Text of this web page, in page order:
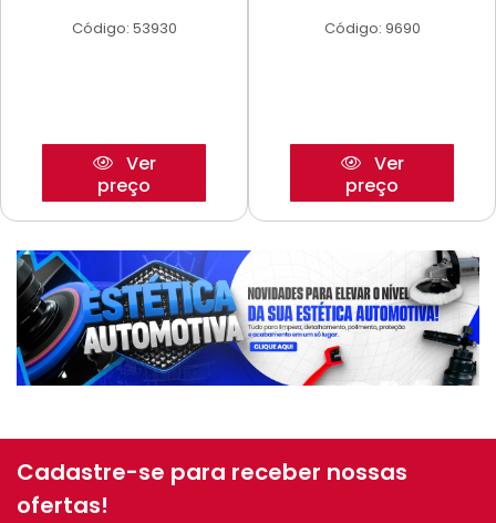
Código: 53930
Ver
preço
Código: 9690
Ver
preço
Cadastre-se para receber nossas
ofertas!